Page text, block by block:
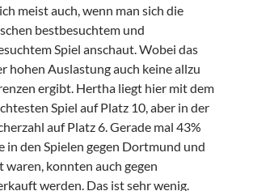
meist auch, wenn man sich die
bestbesuchtem und
Spiel anschaut. Wobei das
hohen Auslastung auch keine allzu
ergibt. Hertha liegt hier mit dem
Spiel auf Platz 10, aber in der
auf Platz 6. Gerade mal 43%
in den Spielen gegen Dortmund und
waren, konnten auch gegen
werden. Das ist sehr wenig.